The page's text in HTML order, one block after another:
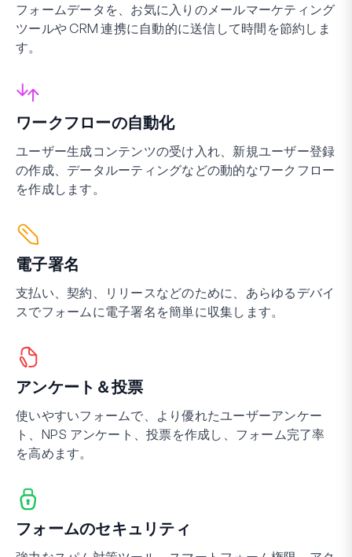
フォームデータを、お気に入りのメールマーケティング
ツールや CRM 連携に自動的に送信して時間を節約しま
す。
ワークフローの自動化
ユーザー生成コンテンツの受け入れ、新規ユーザー登録
の作成、データルーティングなどの動的なワークフロー
を作成します。
電子署名
支払い、契約、リリースなどのために、あらゆるデバイ
スでフォームに電子署名を簡単に収集します。
アンケート＆投票
使いやすいフォームで、より優れたユーザーアンケー
ト、NPS アンケート、投票を作成し、フォーム完了率
を高めます。
フォームのセキュリティ